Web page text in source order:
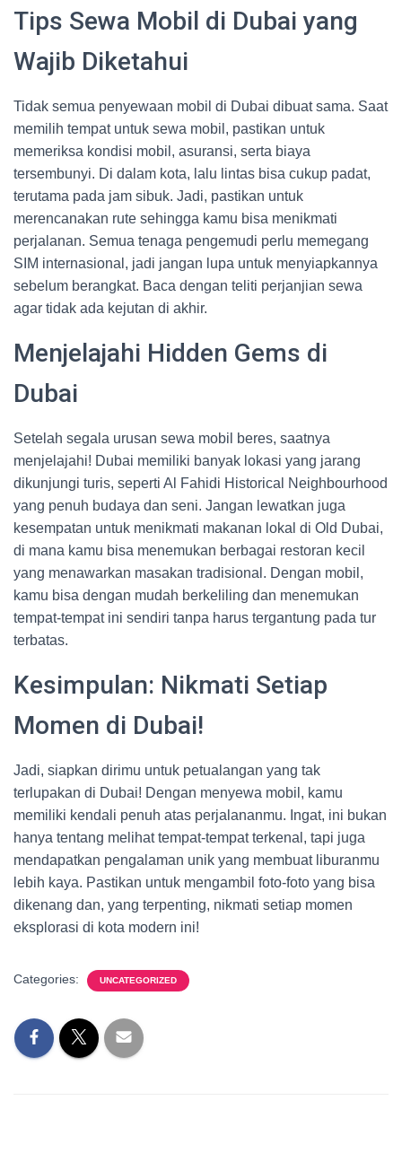
Tips Sewa Mobil di Dubai yang
Wajib Diketahui
Tidak semua penyewaan mobil di Dubai dibuat sama. Saat
memilih tempat untuk sewa mobil, pastikan untuk
memeriksa kondisi mobil, asuransi, serta biaya
tersembunyi. Di dalam kota, lalu lintas bisa cukup padat,
terutama pada jam sibuk. Jadi, pastikan untuk
merencanakan rute sehingga kamu bisa menikmati
perjalanan. Semua tenaga pengemudi perlu memegang
SIM internasional, jadi jangan lupa untuk menyiapkannya
sebelum berangkat. Baca dengan teliti perjanjian sewa
agar tidak ada kejutan di akhir.
Menjelajahi Hidden Gems di
Dubai
Setelah segala urusan sewa mobil beres, saatnya
menjelajahi! Dubai memiliki banyak lokasi yang jarang
dikunjungi turis, seperti Al Fahidi Historical Neighbourhood
yang penuh budaya dan seni. Jangan lewatkan juga
kesempatan untuk menikmati makanan lokal di Old Dubai,
di mana kamu bisa menemukan berbagai restoran kecil
yang menawarkan masakan tradisional. Dengan mobil,
kamu bisa dengan mudah berkeliling dan menemukan
tempat-tempat ini sendiri tanpa harus tergantung pada tur
terbatas.
Kesimpulan: Nikmati Setiap
Momen di Dubai!
Jadi, siapkan dirimu untuk petualangan yang tak
terlupakan di Dubai! Dengan menyewa mobil, kamu
memiliki kendali penuh atas perjalananmu. Ingat, ini bukan
hanya tentang melihat tempat-tempat terkenal, tapi juga
mendapatkan pengalaman unik yang membuat liburanmu
lebih kaya. Pastikan untuk mengambil foto-foto yang bisa
dikenang dan, yang terpenting, nikmati setiap momen
eksplorasi di kota modern ini!
Categories: UNCATEGORIZED